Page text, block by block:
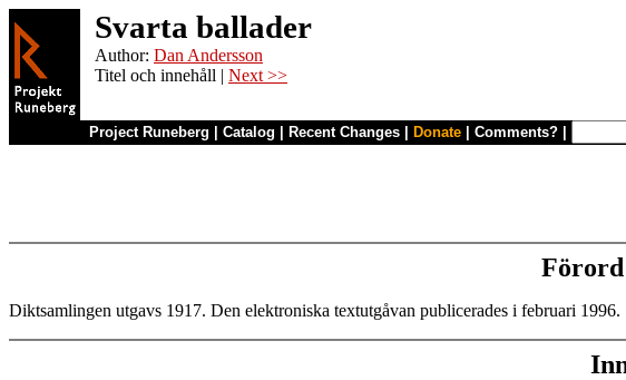
Svarta ballader
Author: Dan Andersson
Titel och innehåll | Next >>
Project Runeberg Catalog Recent Changes Donate Comments?
Diktsamlingen utgavs 1917. Den elektroniska textutgåvan publicerades i februari 1996.